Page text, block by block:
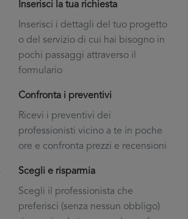
Inserisci la tua richiesta
Inserisci i dettagli del tuo progetto
o del servizio di cui hai bisogno in
pochi passaggi attraverso il
formulario
Confronta i preventivi
Ricevi i preventivi dei
professionisti vicino a te in poche
ore e confronta prezzi e recensioni
Scegli e risparmia
Scegli il professionista che
preferisci (senza nessun obbligo)